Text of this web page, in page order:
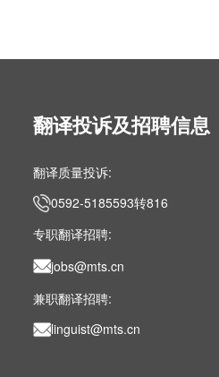
翻译投诉及招聘信息
翻译质量投诉:
0592-5185593转816
专职翻译招聘:
jobs@mts.cn
兼职翻译招聘:
linguist@mts.cn